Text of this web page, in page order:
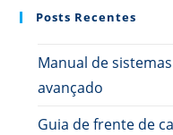
Posts Recentes
Manual de
avançado
Guia de frente de